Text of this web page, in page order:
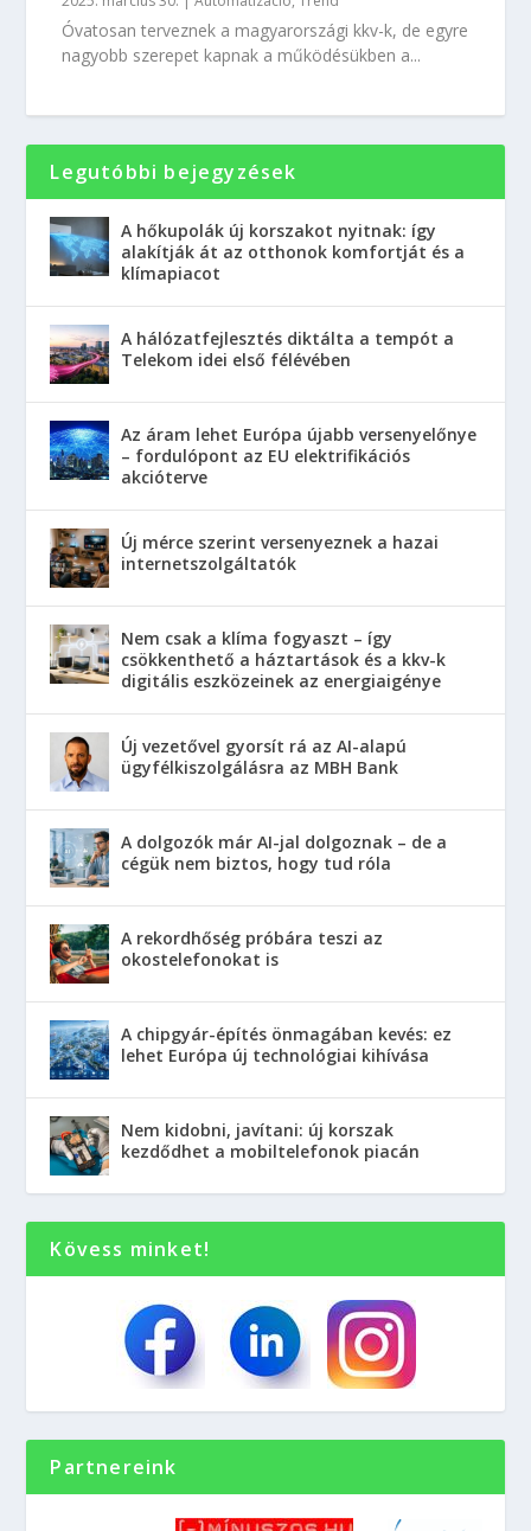
Óvatosan terveznek a magyarországi kkv-k, de egyre
nagyobb szerepet kapnak a működésükben a...
Legutóbbi bejegyzések
A hőkupolák új korszakot nyitnak: így
alakítják át az otthonok komfortját és a
klímapiacot
A hálózatfejlesztés diktálta a tempót a
Telekom idei első félévében
Az áram lehet Európa újabb versenyelőnye
– fordulópont az EU elektrifikációs
akcióterve
Új mérce szerint versenyeznek a hazai
internetszolgáltatók
Nem csak a klíma fogyaszt – így
csökkenthető a háztartások és a kkv-k
digitális eszközeinek az energiaigénye
Új vezetővel gyorsít rá az AI-alapú
ügyfélkiszolgálásra az MBH Bank
A dolgozók már AI-jal dolgoznak – de a
cégük nem biztos, hogy tud róla
A rekordhőség próbára teszi az
okostelefonokat is
A chipgyár-építés önmagában kevés: ez
lehet Európa új technológiai kihívása
Nem kidobni, javítani: új korszak
kezdődhet a mobiltelefonok piacán
Kövess minket!
Partnereink